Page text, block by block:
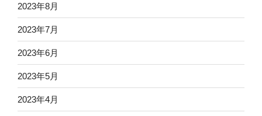
2023年8月
2023年7月
2023年6月
2023年5月
2023年4月